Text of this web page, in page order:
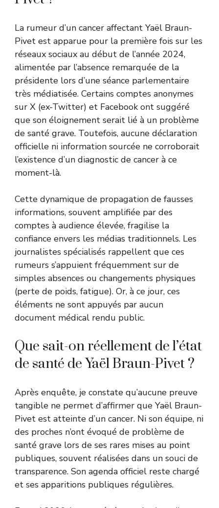
La rumeur d’un cancer affectant Yaël Braun-
Pivet est apparue pour la première fois sur les
réseaux sociaux au début de l’année 2024,
alimentée par l’absence remarquée de la
présidente lors d’une séance parlementaire
très médiatisée. Certains comptes anonymes
sur X (ex-Twitter) et Facebook ont suggéré
que son éloignement serait lié à un problème
de santé grave. Toutefois, aucune déclaration
officielle ni information sourcée ne corroborait
l’existence d’un diagnostic de cancer à ce
moment-là.
Cette dynamique de propagation de fausses
informations, souvent amplifiée par des
comptes à audience élevée, fragilise la
confiance envers les médias traditionnels. Les
journalistes spécialisés rappellent que ces
rumeurs s’appuient fréquemment sur de
simples absences ou changements physiques
(perte de poids, fatigue). Or, à ce jour, ces
éléments ne sont appuyés par aucun
document médical rendu public.
Que sait-on réellement de l’état
de santé de Yaël Braun-Pivet ?
Après enquête, je constate qu’aucune preuve
tangible ne permet d’affirmer que Yaël Braun-
Pivet est atteinte d’un cancer. Ni son équipe, ni
des proches n’ont évoqué de problème de
santé grave lors de ses rares mises au point
publiques, souvent réalisées dans un souci de
transparence. Son agenda officiel reste chargé
et ses apparitions publiques régulières.